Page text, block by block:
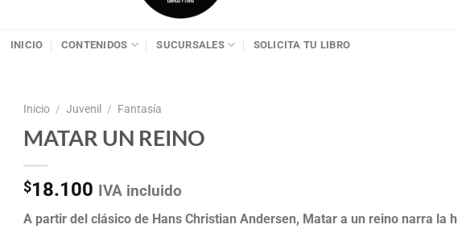
INICIO CONTENIDOS SUCURSALES SOLICITA TU LIBRO
Inicio / Juvenil / Fantasía
MATAR UN REINO
$18.100 IVA incluido
A partir del clásico de Hans Christian Andersen, Matar a un reino narra la